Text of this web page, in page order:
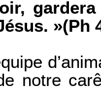
»(Ph
notre